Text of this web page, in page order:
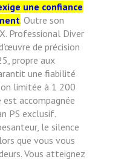
une confiance
. Outre son
Professional Diver
de précision
propre aux
une fiabilité
limitée à 1 200
accompagnée
PS exclusif.
le silence
que vous vous
Vous atteignez